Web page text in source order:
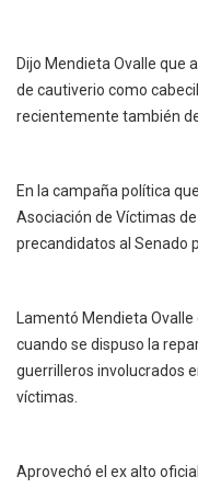
Dijo Mendieta Ovalle que
de cautiverio como
recientemente también
En la campaña política
Asociación de Víctimas
precandidatos al Senado
Lamentó Mendieta
cuando se dispuso la
guerrilleros involucrados
víctimas.
Aprovechó el ex alto